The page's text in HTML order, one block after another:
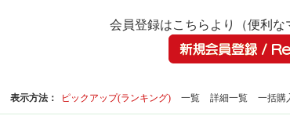
会員登録はこちらより（便利な
表示方法： ピックアップ(ランキング) 一覧 詳細一覧 一括購